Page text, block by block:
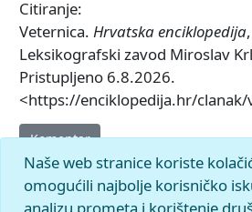
Citiranje:
Veternica. Hrvatska enciklopedija,
Leksikografski zavod Miroslav
Pristupljeno 6.8.2026.
<https://enciklopedija.hr/clanak/
Komentar
Naše web stranice koriste
omogućili najbolje korisničko
analizu prometa i korištenje